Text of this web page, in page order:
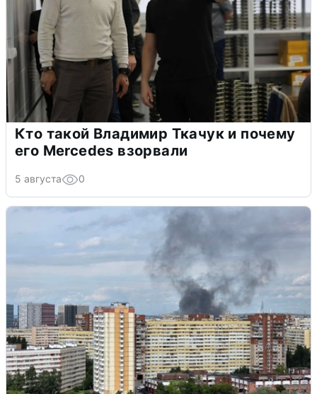
Кто такой Владимир Ткачук и почему
его Mercedes взорвали
5 августа 0